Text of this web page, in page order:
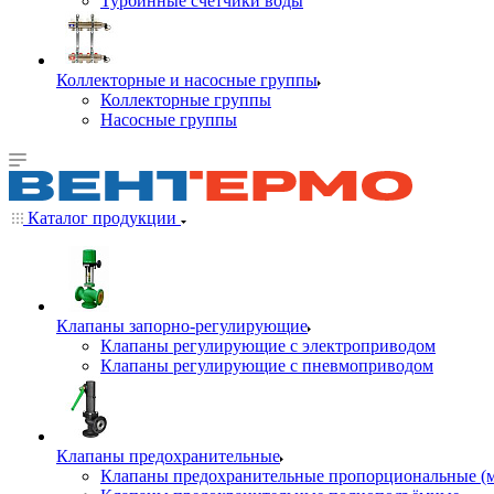
Коллекторные и насосные группы
Коллекторные группы
Насосные группы
Каталог продукции
Клапаны запорно-регулирующие
Клапаны регулирующие с электроприводом
Клапаны регулирующие с пневмоприводом
Клапаны предохранительные
Клапаны предохранительные пропорциональные